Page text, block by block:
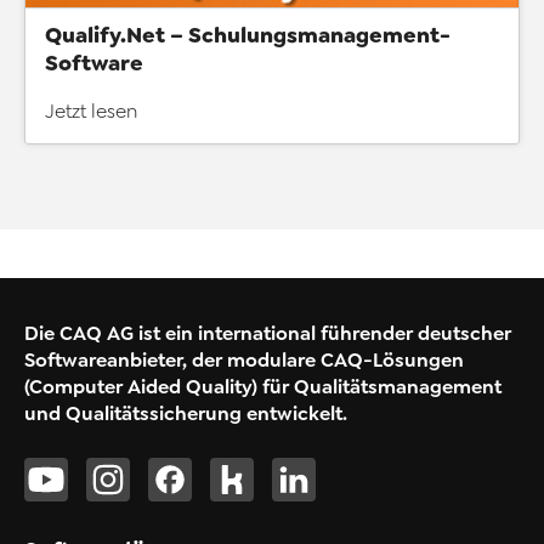
Qualify.Net – Schulungsmanagement-
Software
Jetzt lesen
Die CAQ AG ist ein international führender deutscher
Softwareanbieter, der modulare CAQ-Lösungen
(Computer Aided Quality) für Qualitätsmanagement
und Qualitätssicherung entwickelt.